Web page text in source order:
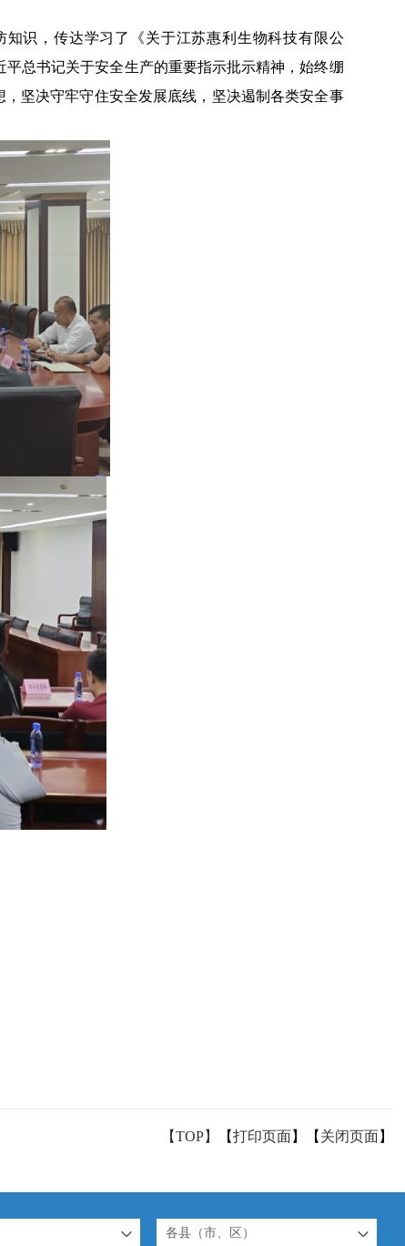
识，传达学习了《关于江苏惠利生物科技有限公
总书记关于安全生产的重要指示批示精神，始终绷
坚决守牢守住安全发展底线，坚决遏制各类安全事
【TOP】 【打印页面】【 关闭页面】
各县（市、区）